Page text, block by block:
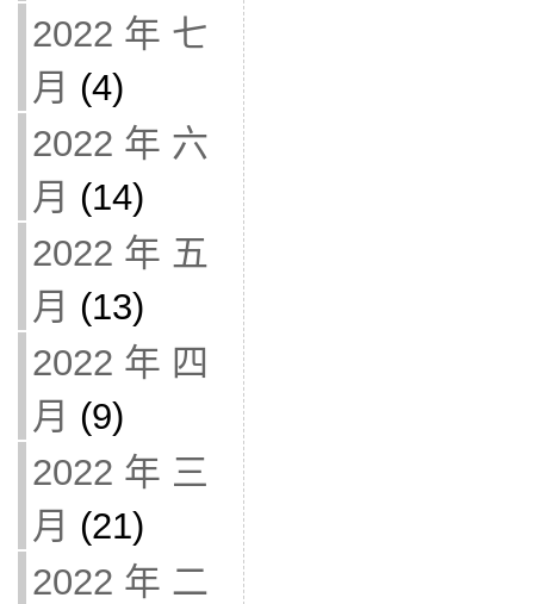
2022 年 七
月 (4)
2022 年 六
月 (14)
2022 年 五
月 (13)
2022 年 四
月 (9)
2022 年 三
月 (21)
2022 年 二